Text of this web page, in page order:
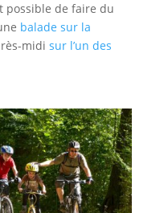
possible de faire du
balade sur la
midi sur l’un des